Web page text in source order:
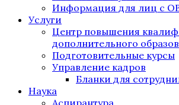
Информация для лиц с
Услуги
Центр повышения
дополнительного
Подготовительные курсы
Управление кадров
Бланки для
Наука
Аспирантура